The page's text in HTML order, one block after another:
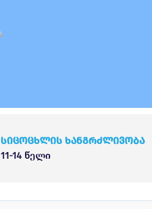
სიცოცხლის ხანგრძლივობა
11-14 წელი